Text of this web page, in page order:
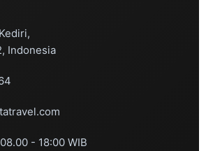
Indonesia
- 18:00 WIB